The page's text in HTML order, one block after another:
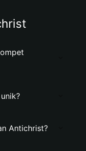
Antichrist?